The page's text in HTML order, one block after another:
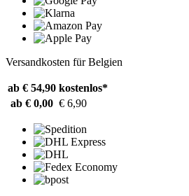
Versandkosten für Belgien
ab € 54,90 kostenlos*
ab € 0,00 € 6,90